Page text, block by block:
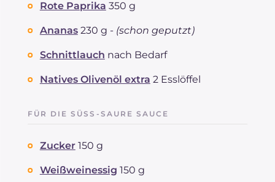
Rote Paprika 350 g
Ananas 230 g - (schon geputzt)
Schnittlauch nach Bedarf
Natives Olivenöl extra 2 Esslöffel
FÜR DIE SÜSS-SAURE SAUCE
Zucker 150 g
Weißweinessig 150 g